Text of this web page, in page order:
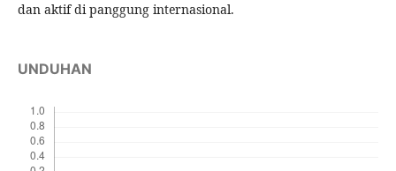
dan aktif di panggung internasional.
UNDUHAN